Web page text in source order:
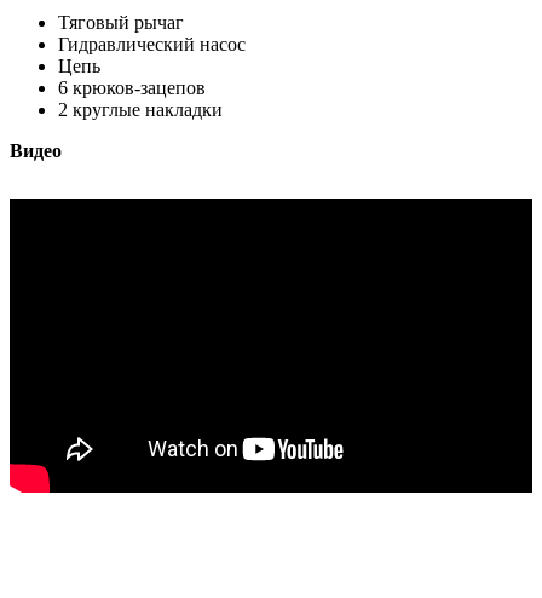
Тяговый рычаг
Гидравлический насос
Цепь
6 крюков-зацепов
2 круглые накладки
Видео